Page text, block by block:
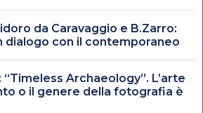
da Caravaggio e B.Zarro:
dialogo con il contemporaneo
Archaeology”. L’arte
o il genere della fotografia è